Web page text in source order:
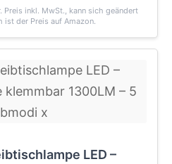
. Preis inkl. MwSt., kann sich geändert
ist der Preis auf Amazon.
LED –